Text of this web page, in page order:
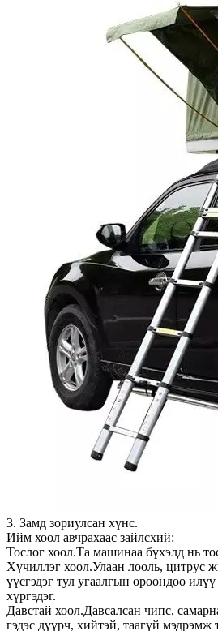
3. Замд зориулсан хүнс.
Ийм хоол авчрахаас зайлсхий:
Тослог хоол.Та машинаа бүхэлд нь
Хүчиллэг хоол.Улаан лооль, цитрус
үүсгэдэг тул угаалгын өрөөндөө
хүргэдэг.
Давстай хоол.Давсалсан чипс,
гэдэс дүүрч, хийтэй, таагүй мэдрэмж